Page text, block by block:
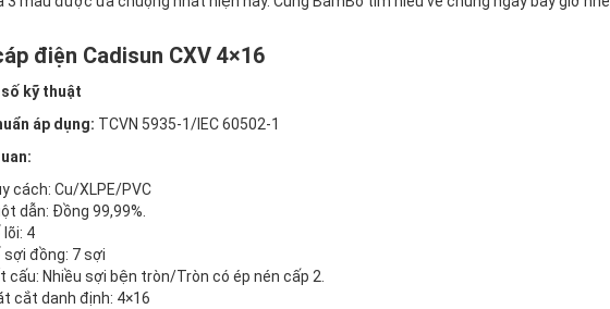
điện Cadisun CXV 4×16
kỹ thuật
áp dụng: TCVN 5935-1/IEC 60502-1
cách: Cu/XLPE/PVC
dẫn: Đồng 99,99%.
lõi: 4
sợi đồng: 7 sợi
cấu: Nhiều sợi bện tròn/Tròn có ép nén cấp 2.
cắt danh định: 4×16